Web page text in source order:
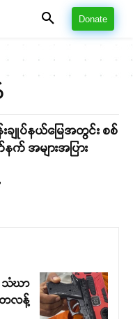
Donate
းချုပ်နယ်မြေအတွင်း စစ်
အများအပြား
သံဃာ
တလန့်